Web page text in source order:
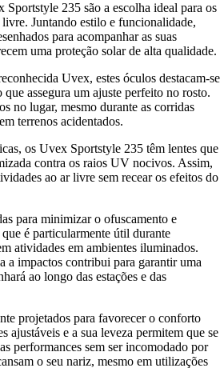
Sportstyle 235 são a escolha ideal para os
Juntando estilo e funcionalidade,
para acompanhar as suas
uma proteção solar de alta qualidade.
Uvex, estes óculos destacam-se
assegura um ajuste perfeito no rosto.
no lugar, mesmo durante as corridas
terrenos acidentados.
os Uvex Sportstyle 235 têm lentes que
contra os raios UV nocivos. Assim,
ao ar livre sem recear os efeitos do
para minimizar o ofuscamento e
é particularmente útil durante
atividades em ambientes iluminados.
a impactos contribui para garantir uma
ao longo das estações e das
projetados para favorecer o conforto
ajustáveis e a sua leveza permitem que se
performances sem ser incomodado por
o seu nariz, mesmo em utilizações